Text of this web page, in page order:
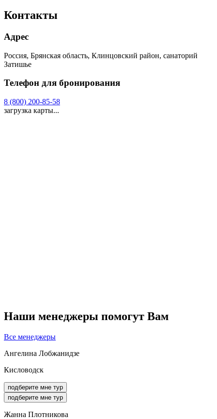
Контакты
Адрес
Россия, Брянская область, Клинцовский район, санаторий
Затишье
Телефон для бронирования
8 (800) 200-85-58
загрузка карты...
Наши менеджеры помогут Вам
Все менеджеры
Ангелина Лобжанидзе
Кисловодск
подберите мне тур
подберите мне тур
Жанна Плотникова